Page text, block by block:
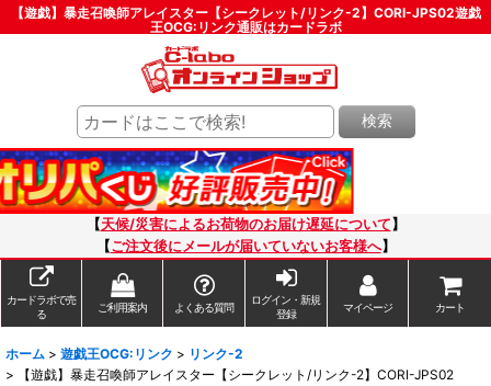
【遊戯】暴走召喚師アレイスター【シークレット/リンク-2】CORI-JPS02遊戯
王OCG:リンク通販はカードラボ
検索
【天候/災害によるお荷物のお届け遅延について 】
【ご注文後にメールが届いていないお客様へ】
カードラボで売
る
ご利用案内 よくある質問
ログイン・新規
登録
マイページ カート
ホーム > 遊戯王OCG:リンク > リンク-2
>
【遊戯】暴走召喚師アレイスター【シークレット/リンク-2】CORI-JPS02